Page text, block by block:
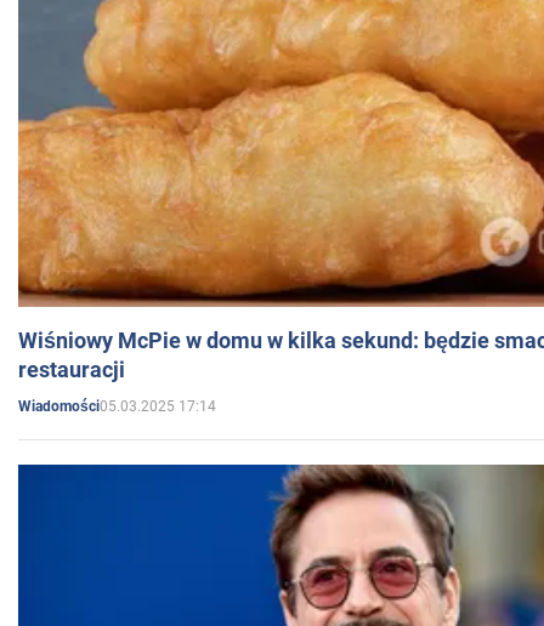
Wiśniowy McPie w domu w kilka sekund: będzie
restauracji
Wiadomości05.03.2025 17:14